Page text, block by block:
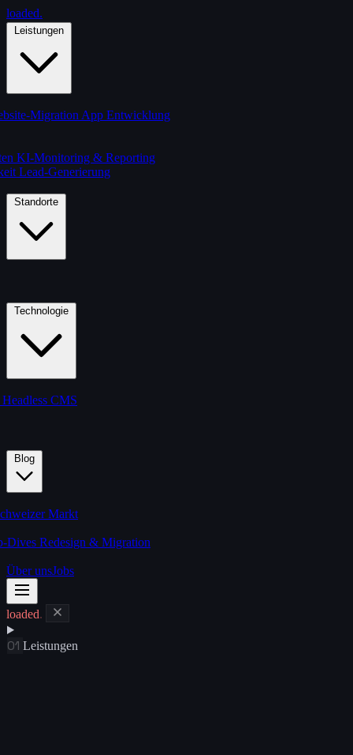
loaded.
Migration App Entwicklung
KI-Monitoring & Reporting
Lead-Generierung
Headless CMS
Markt
Dives Redesign & Migration
Über unsJobs
loaded.
01 Leistungen